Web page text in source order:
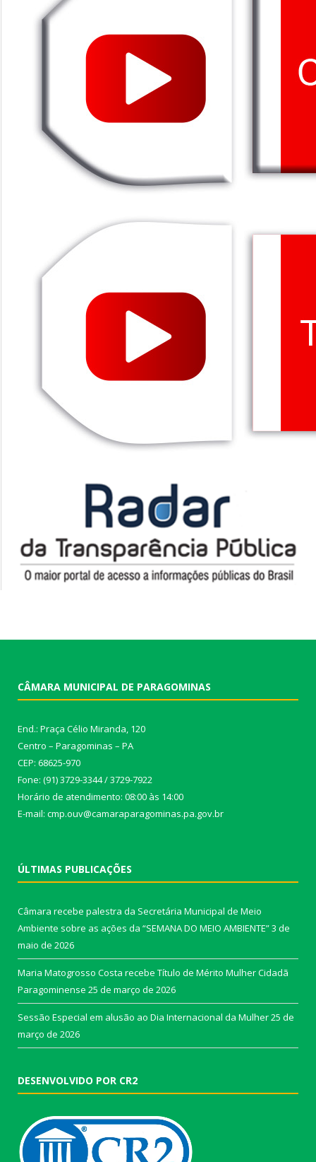
CÂMARA MUNICIPAL DE PARAGOMINAS
End.: Praça Célio Miranda, 120
Centro – Paragominas – PA
CEP: 68625-970
Fone: (91) 3729-3344 / 3729-7922
Horário de atendimento: 08:00 às 14:00
E-mail: cmp.ouv@camaraparagominas.pa.gov.br
ÚLTIMAS PUBLICAÇÕES
Câmara recebe palestra da Secretária Municipal de Meio
Ambiente sobre as ações da “SEMANA DO MEIO AMBIENTE”3 de
maio de 2026
Maria Matogrosso Costa recebe Título de Mérito Mulher Cidadã
Paragominense 25 de março de 2026
Sessão Especial em alusão ao Dia Internacional da Mulher25 de
março de 2026
DESENVOLVIDO POR CR2